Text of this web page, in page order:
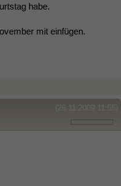
habe.
mit einfügen.
(26.11.2009 11:55)